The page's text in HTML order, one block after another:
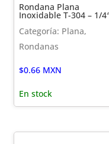
Rondana Plana
Inoxidable T-304 – 1/
Categoría: Plana,
Rondanas
$0.66MXN
En stock